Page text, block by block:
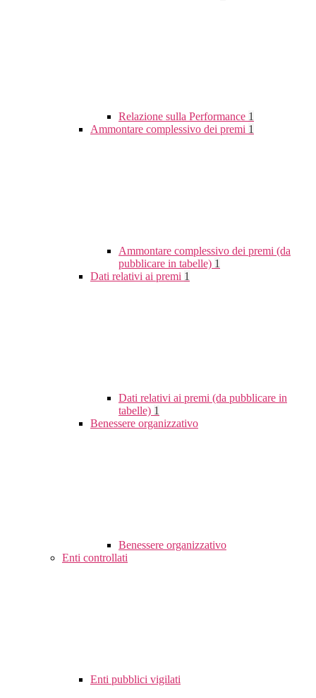
Relazione sulla Performance 1
Ammontare complessivo dei premi 1
Ammontare complessivo dei premi (da
pubblicare in tabelle) 1
Dati relativi ai premi 1
Dati relativi ai premi (da pubblicare in
tabelle) 1
Benessere organizzativo
Benessere organizzativo
Enti controllati
Enti pubblici vigilati